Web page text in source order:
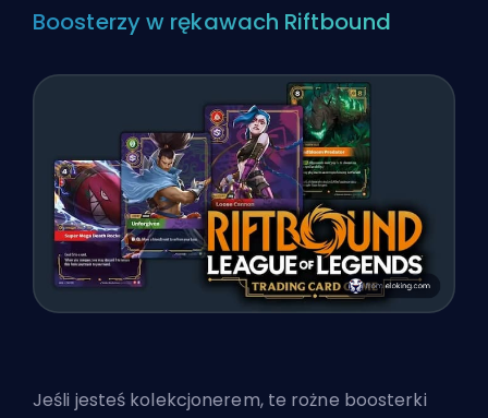
Boosterzy w rękawach Riftbound
Jeśli jesteś kolekcjonerem, te rożne boosterki